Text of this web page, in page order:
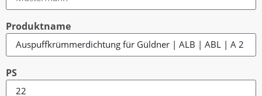
Produktname
PS